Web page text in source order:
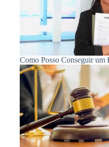
Como Posso Conseguir um